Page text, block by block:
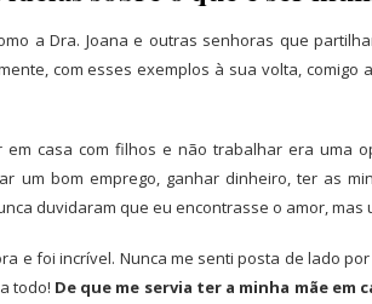
a Dra. Joana e outras senhoras que
com esses exemplos à sua volta, comigo
casa com filhos e não trabalhar era uma
um bom emprego, ganhar dinheiro, ter as
duvidaram que eu encontrasse o amor, mas
e foi incrível. Nunca me senti posta de lado
todo! De que me servia ter a minha mãe em